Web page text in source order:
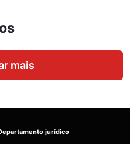
mais
jurídico